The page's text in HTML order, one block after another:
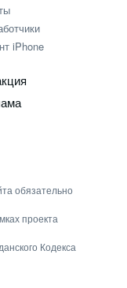
iPhone
обязательно
проекта
Кодекса